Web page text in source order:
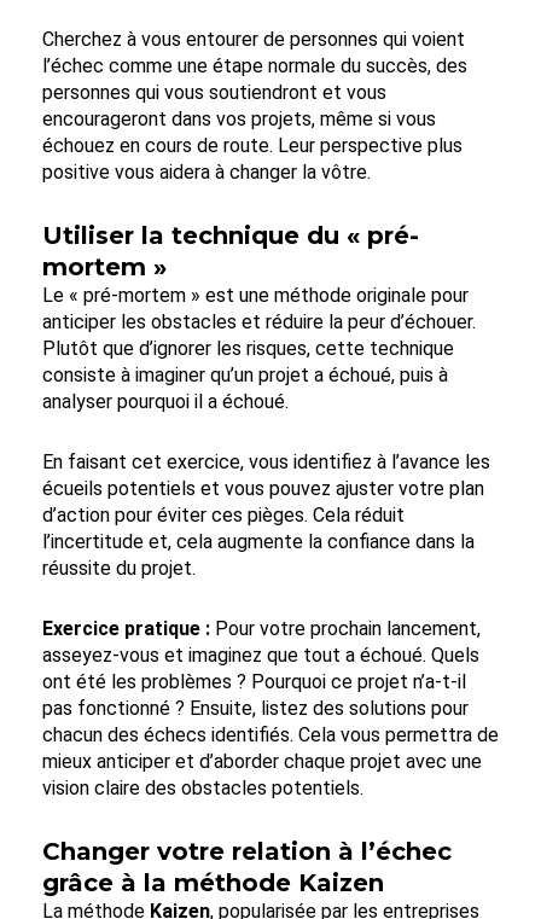
Cherchez à vous entourer de personnes qui voient
l’échec comme une étape normale du succès, des
personnes qui vous soutiendront et vous
encourageront dans vos projets, même si vous
échouez en cours de route. Leur perspective plus
positive vous aidera à changer la vôtre.
Utiliser la technique du « pré-
mortem »
Le « pré-mortem » est une méthode originale pour
anticiper les obstacles et réduire la peur d’échouer.
Plutôt que d’ignorer les risques, cette technique
consiste à imaginer qu’un projet a échoué, puis à
analyser pourquoi il a échoué.
En faisant cet exercice, vous identifiez à l’avance les
écueils potentiels et vous pouvez ajuster votre plan
d’action pour éviter ces pièges. Cela réduit
l’incertitude et, cela augmente la confiance dans la
réussite du projet.
Exercice pratique : Pour votre prochain lancement,
asseyez-vous et imaginez que tout a échoué. Quels
ont été les problèmes ? Pourquoi ce projet n’a-t-il
pas fonctionné ? Ensuite, listez des solutions pour
chacun des échecs identifiés. Cela vous permettra de
mieux anticiper et d’aborder chaque projet avec une
vision claire des obstacles potentiels.
Changer votre relation à l’échec
grâce à la méthode Kaizen
La méthode Kaizen, popularisée par les entreprises